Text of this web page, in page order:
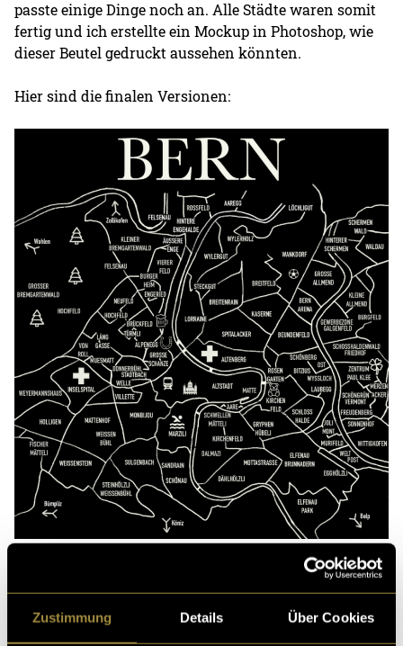
Zustimmung Details Über Cookies
passte einige Dinge noch an. Alle Städte waren somit
fertig und ich erstellte ein Mockup in Photoshop, wie
dieser Beutel gedruckt aussehen könnten.
Hier sind die finalen Versionen:
Wie sie auf einer Tote Bag aussehen: